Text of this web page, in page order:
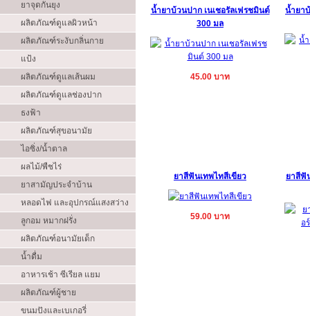
ยาจุดกันยุง
ผลิตภัณฑ์ดูแลผิวหน้า
ผลิตภัณฑ์ระงับกลิ่นกาย
แป้ง
ผลิตภัณฑ์ดูแลเส้นผม
ผลิตภัณฑ์ดูแลช่องปาก
ธงฟ้า
ผลิตภัณฑ์สุขอนามัย
ไอซิ่ง/น้ำตาล
ผลไม้/พืชไร่
ยาสามัญประจำบ้าน
หลอดไฟ และอุปกรณ์แสงสว่าง
ลูกอม หมากฝรั่ง
ผลิตภัณฑ์อนามัยเด็ก
น้ำดื่ม
อาหารเช้า ซีเรียล แยม
ผลิตภัณฑ์ผู้ชาย
ขนมปังและเบเกอรี่
น้ำยาบ้วนปาก เนเชอรัลเฟรชมินต์
300 มล
45.00 บาท
น้ำยา
ยาสีฟันเทพไทสีเขียว
59.00 บาท
ยาสีฟั